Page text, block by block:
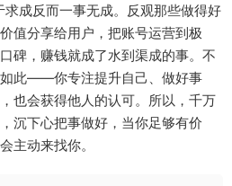
成反而一事无成。反观那些做得好
值分享给用户，把账号运营到极
碑，赚钱就成了水到渠成的事。不
此——你专注提升自己、做好事
也会获得他人的认可。所以，千万
沉下心把事做好，当你足够有价
主动来找你。